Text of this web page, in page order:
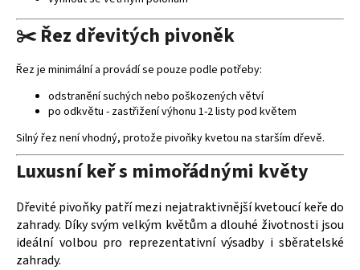
✂️ Řez dřevitých pivoněk
Řez je minimální a provádí se pouze podle potřeby:
odstranění suchých nebo poškozených větví
po odkvětu - zastřižení výhonu 1-2 listy pod květem
Silný řez není vhodný, protože pivoňky kvetou na starším dřevě.
Luxusní keř s mimořádnými květy
Dřevité pivoňky patří mezi nejatraktivnější kvetoucí keře do
zahrady. Díky svým velkým květům a dlouhé životnosti jsou
ideální volbou pro reprezentativní výsadby i sběratelské
zahrady.